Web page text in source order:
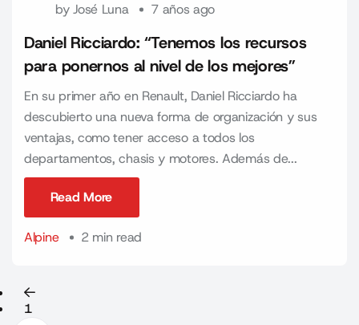
byJosé Luna 7 años ago
Daniel Ricciardo: “Tenemos los recursos
para ponernos al nivel de los mejores”
En su primer año en Renault, Daniel Ricciardo ha
descubierto una nueva forma de organización y sus
ventajas, como tener acceso a todos los
departamentos, chasis y motores. Además de...
Read More
Alpine
2 min read
1